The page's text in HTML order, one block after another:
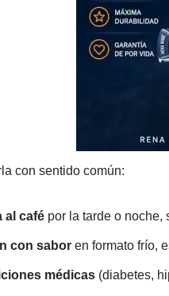
con sentido común:
al café por la tarde o noche,
con sabor en formato frío,
médicas (diabetes,